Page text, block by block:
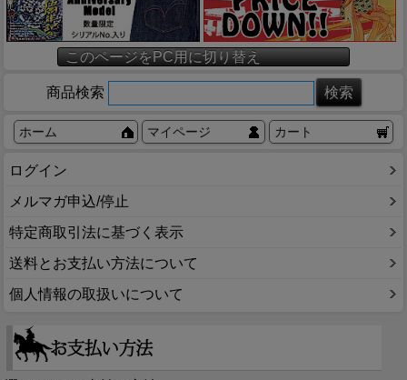
このページをPC用に切り替え
商品検索
ホーム マイページ カート
ログイン
メルマガ申込/停止
特定商取引法に基づく表示
送料とお支払い方法について
個人情報の取扱いについて